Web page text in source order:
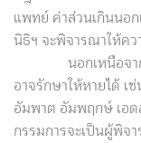
แพทย์ ค่าส่วนเกินนอ
นิธิฯ จะพิจารณาให้ค
นอกเหนือจากนั้น
อาจรักษาให้หายได้ เ
อัมพาต อัมพฤกษ์ เอ
กรรมการจะเป็นผู้พิจ